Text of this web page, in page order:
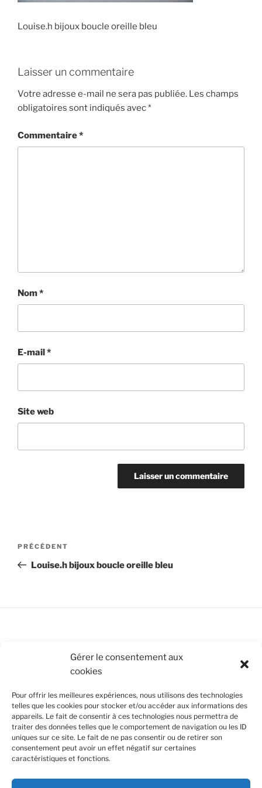
Gérer le consentement aux
cookies
Pour offrir les meilleures expériences, nous utilisons des technologies
telles que les cookies pour stocker et/ou accéder aux informations des
appareils. Le fait de consentir à ces technologies nous permettra de
traiter des données telles que le comportement de navigation ou les ID
uniques sur ce site. Le fait de ne pas consentir ou de retirer son
consentement peut avoir un effet négatif sur certaines
caractéristiques et fonctions.
Louise.h bijoux boucle oreille bleu
Laisser un commentaire
Votre adresse e-mail ne sera pas publiée. Les champs
obligatoires sont indiqués avec*
Commentaire*
Nom*
E-mail*
Site web
Navigation
l’article
Article
précédent
PRÉCÉDENT
Louise.h bijoux boucle oreille bleu
Conditions Générales de Vente
Mentions légales
Politique de cookies (UE)
SUIVEZ-NOUS
FacebookInstagram